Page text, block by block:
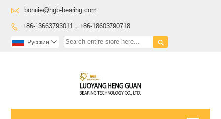
 bonnie@hgb-bearing.com
 +86-13663793011，+86-18603790718

Pусский 